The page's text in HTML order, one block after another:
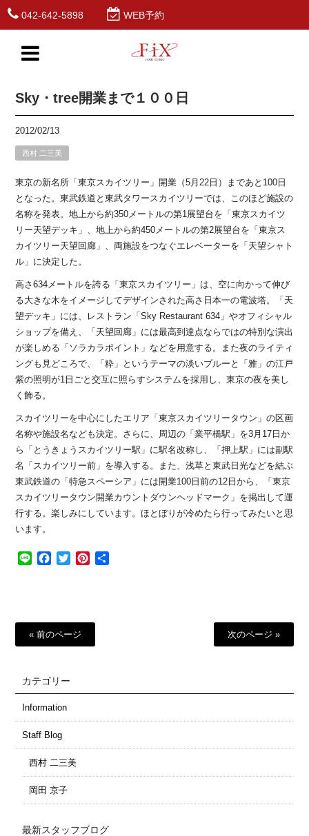
042-642-5898 WEB予約
Sky・tree開業まで１００日
2012/02/13
西村 二三美
東京の新名所「東京スカイツリー」開業（5月22日）まであと100日
となった。東武鉄道と東武タワースカイツリーでは、このほど施設の
名称を発表。地上から約350メートルの第1展望台を「東京スカイツ
リー天望デッキ」、地上から約450メートルの第2展望台を「東京ス
カイツリー天望回廊」、両施設をつなぐエレベーターを「天望シャト
ル」に決定した。
高さ634メートルを誇る「東京スカイツリー」は、空に向かって伸び
る大きな木をイメージしてデザインされた高さ日本一の電波塔。「天
望デッキ」には、レストラン「Sky Restaurant 634」やオフィシャル
ショップを備え、「天望回廊」には最高到達点ならではの特別な演出
が楽しめる「ソラカラポイント」などを用意する。また夜のライティ
ングも見どころで、「粋」というテーマの淡いブルーと「雅」の江戸
紫の照明が1日ごと交互に照らすシステムを採用し、東京の夜を美し
く飾る。
スカイツリーを中心にしたエリア「東京スカイツリータウン」の区画
名称や施設名なども決定。さらに、周辺の「業平橋駅」を3月17日か
ら「とうきょうスカイツリー駅」に駅名改称し、「押上駅」には副駅
名「スカイツリー前」を導入する。また、浅草と東武日光などを結ぶ
東武鉄道の「特急スペーシア」には開業100日前の12日から、「東京
スカイツリータウン開業カウントダウンヘッドマーク」を掲出して運
行する。楽しみにしています。ほとぼりが冷めたら行ってみたいと思
います。
Line Facebook
TwitterPinterest
« 前のページ 次のページ »
カテゴリー
Information
Staff Blog
西村 二三美
岡田 京子
最新スタッフブログ